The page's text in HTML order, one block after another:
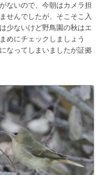
ないので、今朝はカメラ担
せんでしたが、そこそこ入
少ないけど野鳥園の秋はエ
めにチェックしましょう
なってしまいましたが証拠